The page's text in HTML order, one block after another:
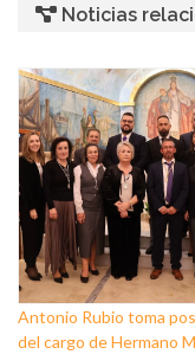
Noticias
Antonio Rubio toma
del cargo de Hermano